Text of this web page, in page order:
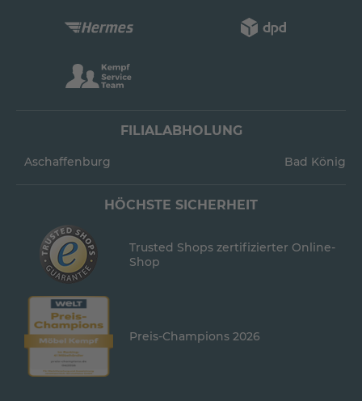
FILIALABHOLUNG
Aschaffenburg Bad König
HÖCHSTE SICHERHEIT
Trusted Shops zertifizierter Online-
Shop
Preis-Champions 2026